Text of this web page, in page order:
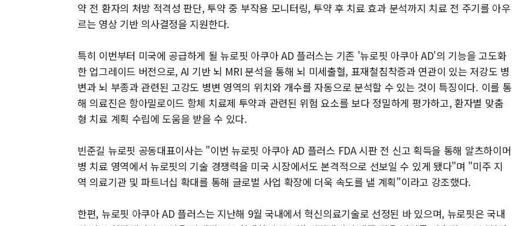
약 전 환자의 처방 적격성 판단, 투약 중 부작용 모니터링, 투약 후 치료 효과 분석까지 치료 전 주기를 아우
르는 영상 기반 의사결정을 지원한다.
특히 이번부터 미국에 공급하게 될 뉴로핏 아쿠아 AD 플러스는 기존 '뉴로핏 아쿠아 AD'의 기능을 고도화
한 업그레이드 버전으로, AI 기반 뇌 MRI 분석을 통해 뇌 미세출혈, 표재철침착증과 연관이 있는 저강도 병
변과 뇌 부종과 관련된 고강도 병변 영역의 위치와 개수를 자동으로 분석할 수 있는 것이 특징이다. 이를 통
해 의료진은 항아밀로이드 항체 치료제 투약과 관련된 위험 요소를 보다 정밀하게 평가하고, 환자별 맞춤
형 치료 계획 수립에 도움을 받을 수 있다.
빈준길 뉴로핏 공동대표이사는 "이번 뉴로핏 아쿠아 AD 플러스 FDA 시판 전 신고 획득을 통해 알츠하이머
병 치료 영역에서 뉴로핏의 기술 경쟁력을 미국 시장에서도 본격적으로 선보일 수 있게 됐다"며 "미주 지
역 의료기관 및 파트너십 확대를 통해 글로벌 사업 확장에 더욱 속도를 낼 계획"이라고 강조했다.
한편, 뉴로핏 아쿠아 AD 플러스는 지난해 9월 국내에서 혁신의료기술로 선정된 바 있으며, 뉴로핏은 국내